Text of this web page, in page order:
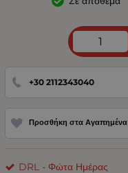
+30 2112343040
Προσθήκη στα Αγαπημένα
DRL - Φώτα Ημέρας